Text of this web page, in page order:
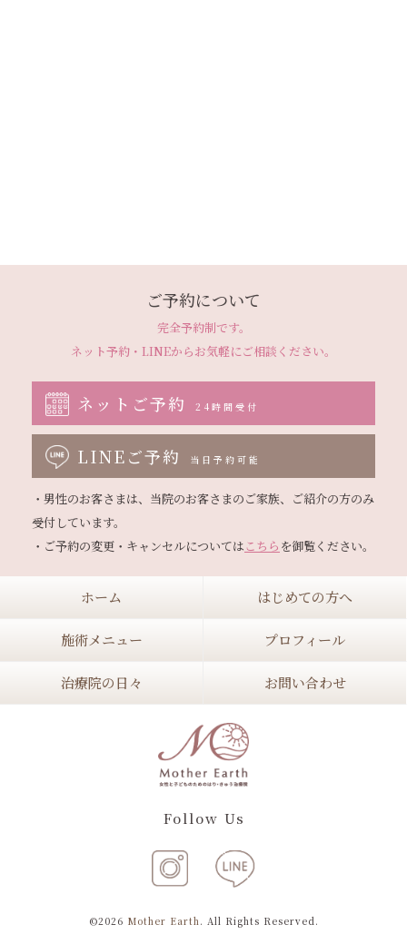
ご予約について
完全予約制です。
ネット予約・LINEからお気軽にご相談ください。
ネットご予約 24時間受付
LINEご予約 当日予約可能
・男性のお客さまは、当院のお客さまのご家族、ご紹介の方のみ
受付しています。
・ご予約の変更・キャンセルについてはこちら
ホーム はじめての方へ
施術メニュー プロフィール
治療院の日々 お問い合わせ
Follow Us
©2026 Mother Earth. All Rights Reserved.